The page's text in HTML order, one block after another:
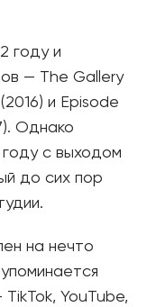
году и
— The Gallery
и Episode
Однако
с выходом
до сих пор
на нечто
YouTube,